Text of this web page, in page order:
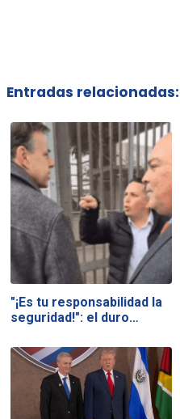
Entradas relacionadas:
"¡Es tu responsabilidad la
seguridad!": el duro…